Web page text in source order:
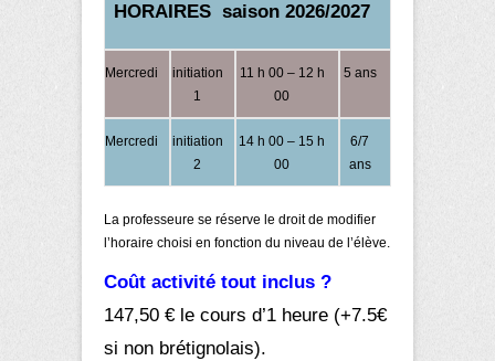
HORAIRES saison 2026/2027
Mercredi
initiation
1
11 h 00 – 12 h
00
5 ans
Mercredi
initiation
2
14 h 00 – 15 h
00
6/7
ans
La professeure se réserve le droit de modifier
l’horaire choisi en fonction du niveau de l’élève.
Coût activité tout inclus ?
147,50 € le cours d’1 heure (+7.5€
si non brétignolais).